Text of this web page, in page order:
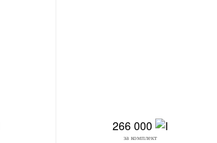
266 000
за комплект